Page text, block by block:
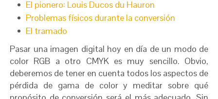
El pionero: Louis Ducos du Hauron
Problemas físicos durante la conversión
El tramado
Pasar una imagen digital hoy en día de un modo de
color RGB a otro CMYK es muy sencillo. Obvio,
deberemos de tener en cuenta todos los aspectos de
pérdida de gama de color y meditar sobre qué